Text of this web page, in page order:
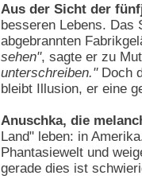
Aus der Sicht der
besseren Lebens. Das
abgebrannten
sehen", sagte er zu
unterschreiben."Doch
bleibt Illusion, er eine
Anuschka, die
Land" leben: in
Phantasiewelt und
gerade dies ist